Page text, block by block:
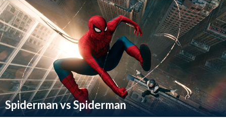
Spiderman vs Spiderman